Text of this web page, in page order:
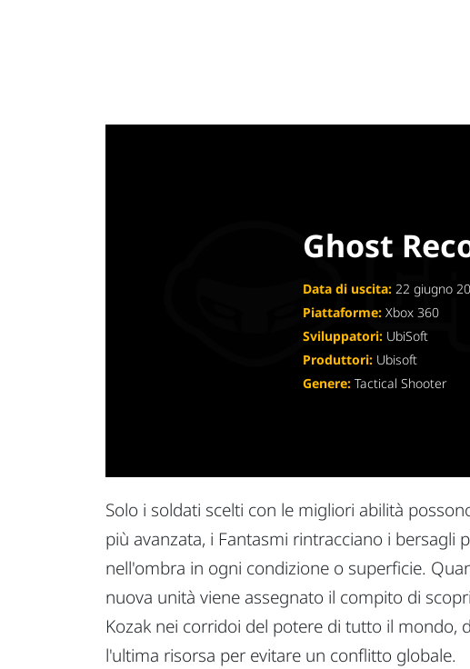
Ghost
Data di uscita: 22 giugno
Piattaforme: Xbox 360
Sviluppatori: UbiSoft
Produttori: Ubisoft
Genere: Tactical Shooter
Solo i soldati scelti con le migliori abilità
più avanzata, i Fantasmi rintracciano i
nell'ombra in ogni condizione o superficie.
nuova unità viene assegnato il compito di
Kozak nei corridoi del potere di tutto il
l'ultima risorsa per evitare un conflitto globale.